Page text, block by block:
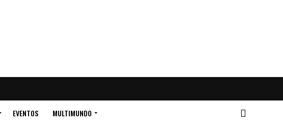
EVENTOS MULTIMUNDO